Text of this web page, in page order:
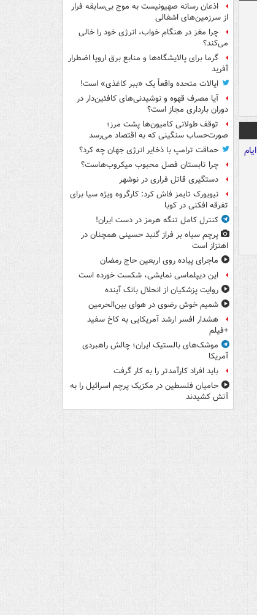
اذعان رسانه صهیونیست به موج بی‌سابقه فرار
از سرزمین‌های اشغالی
چرا مغز در هنگام خواب، انرژی خود را خالی
می‌کند؟
گرما برای پالایشگاه‌ها و منابع برق اروپا اضطرار
آفرید
ایالات متحده واقعاً یک «ببر کاغذی» است!
آیا مصرف قهوه و نوشیدنی‌های کافئین‌دار در
دوران بارداری مجاز است؟
توقف طولانی کامیون‌ها پشت مرز؛
صورت‌حساب سنگینی که به اقتصاد می‌رسد
حماقت ترامپ با ذخایر انرژی جهان چه کرد؟
چرا تابستان فصل محبوب میکروب‌هاست؟
دستگیری قاتل فراری در نوشهر
نیویورک تایمز فاش کرد: کارگروه ویژه سیا برای
تفرقه افکنی در کوبا
کنترل کامل تنگه هرمز در دست ایران!
پرچم سیاه بر فراز گنبد حسینی همچنان در
اهتزاز است
ماجرای پیاده روی اربعین حاج رمضان
این دیپلماسی نمایشی، شکست خورده است
روایت پزشکیان از انحلال بانک آینده
شمیم خوش رضوی در هوای بین‌الحرمین
هشدار افسر ارشد آمریکایی به کاخ سفید
+فیلم
موشک‌های بالستیک ایران؛ چالش راهبردی
آمریکا
باید افراد کارآمدتر را به کار گرفت
حامیان فلسطین در مکزیک پرچم اسرائیل را به
آتش کشیدند